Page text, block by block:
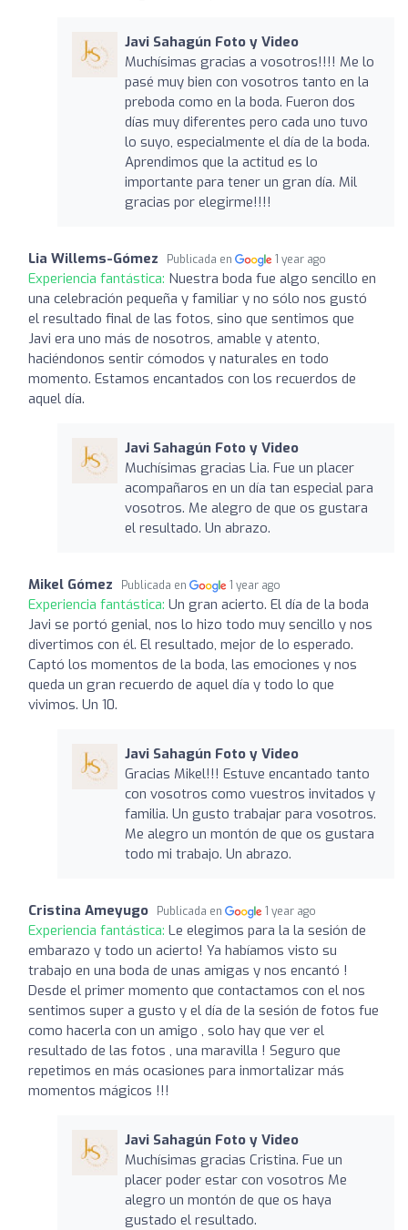
Javi Sahagún Foto y Video
Muchísimas gracias a vosotros!!!! Me lo
pasé muy bien con vosotros tanto en la
preboda como en la boda. Fueron dos
días muy diferentes pero cada uno tuvo
lo suyo, especialmente el día de la boda.
Aprendimos que la actitud es lo
importante para tener un gran día. Mil
gracias por elegirme!!!!
Lia Willems-Gómez Publicada en 1 year ago
Experiencia fantástica: Nuestra boda fue algo sencillo en
una celebración pequeña y familiar y no sólo nos gustó
el resultado final de las fotos, sino que sentimos que
Javi era uno más de nosotros, amable y atento,
haciéndonos sentir cómodos y naturales en todo
momento. Estamos encantados con los recuerdos de
aquel día.
Javi Sahagún Foto y Video
Muchísimas gracias Lia. Fue un placer
acompañaros en un día tan especial para
vosotros. Me alegro de que os gustara
el resultado. Un abrazo.
Mikel Gómez Publicada en 1 year ago
Experiencia fantástica: Un gran acierto. El día de la boda
Javi se portó genial, nos lo hizo todo muy sencillo y nos
divertimos con él. El resultado, mejor de lo esperado.
Captó los momentos de la boda, las emociones y nos
queda un gran recuerdo de aquel día y todo lo que
vivimos. Un 10.
Javi Sahagún Foto y Video
Gracias Mikel!!! Estuve encantado tanto
con vosotros como vuestros invitados y
familia. Un gusto trabajar para vosotros.
Me alegro un montón de que os gustara
todo mi trabajo. Un abrazo.
Cristina Ameyugo Publicada en 1 year ago
Experiencia fantástica: Le elegimos para la la sesión de
embarazo y todo un acierto! Ya habíamos visto su
trabajo en una boda de unas amigas y nos encantó !
Desde el primer momento que contactamos con el nos
sentimos super a gusto y el día de la sesión de fotos fue
como hacerla con un amigo , solo hay que ver el
resultado de las fotos , una maravilla ! Seguro que
repetimos en más ocasiones para inmortalizar más
momentos mágicos !!!
Javi Sahagún Foto y Video
Muchísimas gracias Cristina. Fue un
placer poder estar con vosotros Me
alegro un montón de que os haya
gustado el resultado.